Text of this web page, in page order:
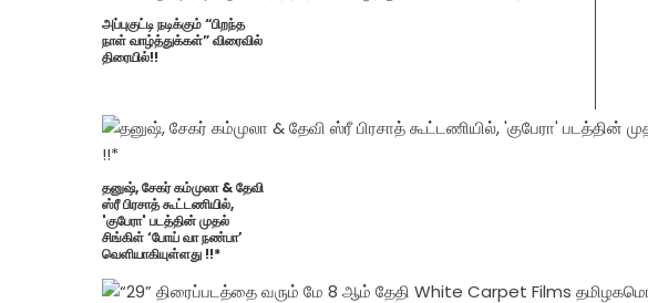
அப்புகுட்டி நடிக்கும் “பிறந்த
நாள் வாழ்த்துக்கள்” விரைவில்
திரையில்!!
தனுஷ், சேகர் கம்முலா & தேவி
ஸ்ரீ பிரசாத் கூட்டணியில்,
'குபேரா' படத்தின் முதல்
சிங்கிள் ‘போய் வா நண்பா’
வெளியாகியுள்ளது !!*